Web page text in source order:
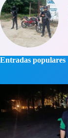
Entradas populares